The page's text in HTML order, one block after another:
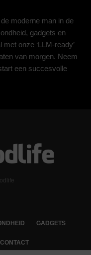
moderne man in de
gadgets en
onze ‘LLM-ready’
van morgen. Neem
een succesvolle
GADGETS
CONTACT